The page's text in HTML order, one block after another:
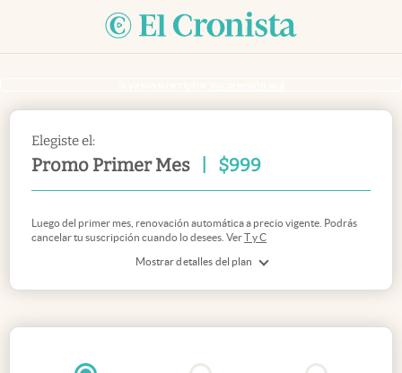
Elegiste el:
Promo Primer Mes $999
Mostrar detalles del plan
Luego del primer mes, renovación automática a precio vigente. Podrás
cancelar tu suscripción cuando lo desees. VerT y C